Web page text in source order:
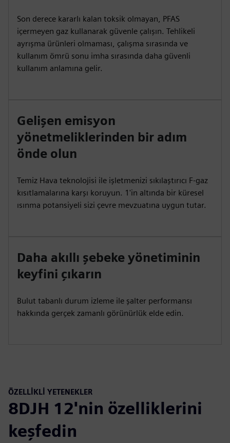
Son derece kararlı kalan toksik olmayan, PFAS
içermeyen gaz kullanarak güvenle çalışın. Tehlikeli
ayrışma ürünleri olmaması, çalışma sırasında ve
kullanım ömrü sonu imha sırasında daha güvenli
kullanım anlamına gelir.
Gelişen emisyon
yönetmeliklerinden bir adım
önde olun
Temiz Hava teknolojisi ile işletmenizi sıkılaştırıcı F-gaz
kısıtlamalarına karşı koruyun. 1'in altında bir küresel
ısınma potansiyeli sizi çevre mevzuatına uygun tutar.
Daha akıllı şebeke yönetiminin
keyfini çıkarın
Bulut tabanlı durum izleme ile şalter performansı
hakkında gerçek zamanlı görünürlük elde edin.
ÖZELLİKLİ YETENEKLER
8DJH 12'nin özelliklerini
keşfedin